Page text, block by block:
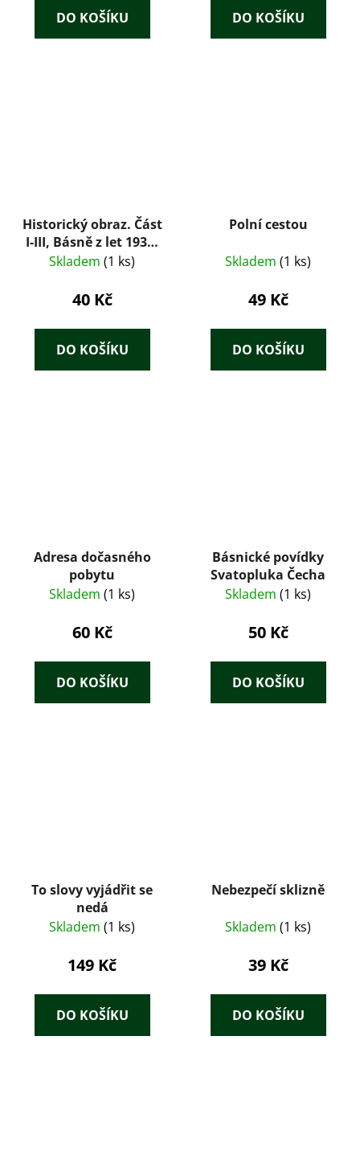
DO KOŠÍKU DO KOŠÍKU
Historický obraz. Část
I-III, Básně z let 1939-
1945
Skladem (1 ks)
40 Kč
DO KOŠÍKU
Polní cestou
Skladem (1 ks)
49 Kč
DO KOŠÍKU
Adresa dočasného
pobytu
Skladem (1 ks)
60 Kč
DO KOŠÍKU
Básnické povídky
Svatopluka Čecha
Skladem (1 ks)
50 Kč
DO KOŠÍKU
To slovy vyjádřit se
nedá
Skladem (1 ks)
149 Kč
DO KOŠÍKU
Nebezpečí sklizně
Skladem (1 ks)
39 Kč
DO KOŠÍKU